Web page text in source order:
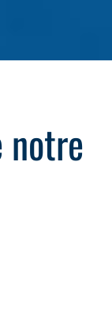
notre